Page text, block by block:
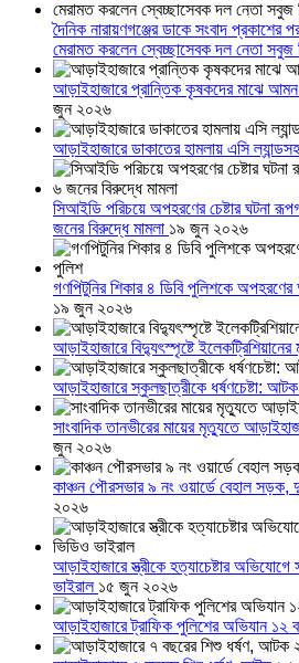
দৈনিক নারায়ণগঞ্জের ডাকে সংবাদ
মেরামত করলেন স্বেচ্ছাসেবক দল নেতা সবুজ
আড়াইহাজারে প্রান্তিক কৃষকদের মাঝে আমন
জুন ২০২৬
আড়াইহাজারে ডাকাতের হামলায় এসি
সিআইডি পরিচয়ে অপহরণের চেষ্টার ঘটনা
জনের বিরুদ্ধে মামলা ১৯ জুন ২০২৬
গণপিটুনির শিকার ৪ ডিবি পুলিশকে
১৯ জুন ২০২৬
আড়াইহাজারে বিদ্যুৎস্পৃষ্টে
আড়াইহাজারে স্কুলছাত্রীকে ধর্ষণচেষ্টা:
সাংবাদিক তানভীরের মায়ের মৃত্যুতে
জুন ২০২৬
কাঞ্চন পৌরসভার ৯ নং ওয়ার্ডে বেহাল সড়ক,
২০২৬
আড়াইহাজারে স্ত্রীকে হত্যাচেষ্টার অভিযোগে
ভাইরাল ১৫ জুন ২০২৬
আড়াইহাজারে ট্রাফিক পুলিশের অভিযান